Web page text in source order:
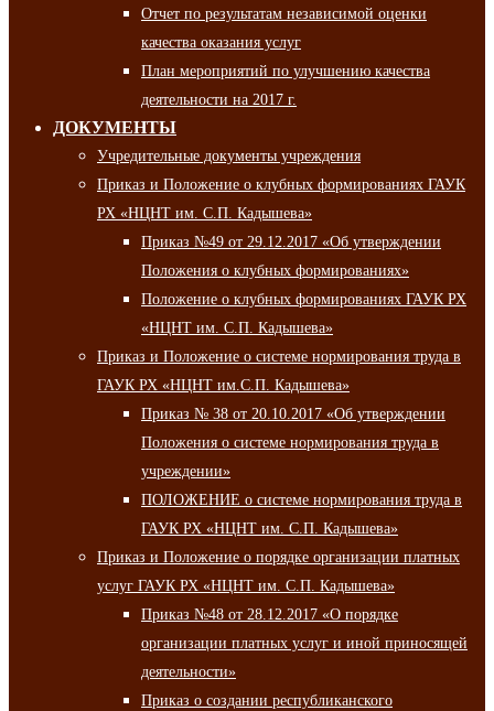
Отчет по результатам независимой оценки
качества оказания услуг
План мероприятий по улучшению качества
деятельности на 2017 г.
ДОКУМЕНТЫ
Учредительные документы учреждения
Приказ и Положение о клубных формированиях ГАУК
РХ «НЦНТ им. С.П. Кадышева»
Приказ №49 от 29.12.2017 «Об утверждении
Положения о клубных формированиях»
Положение о клубных формированиях ГАУК РХ
«НЦНТ им. С.П. Кадышева»
Приказ и Положение о системе нормирования труда в
ГАУК РХ «НЦНТ им.С.П. Кадышева»
Приказ № 38 от 20.10.2017 «Об утверждении
Положения о системе нормирования труда в
учреждении»
ПОЛОЖЕНИЕ о системе нормирования труда в
ГАУК РХ «НЦНТ им. С.П. Кадышева»
Приказ и Положение о порядке организации платных
услуг ГАУК РХ «НЦНТ им. С.П. Кадышева»
Приказ №48 от 28.12.2017 «О порядке
организации платных услуг и иной приносящей
деятельности»
Приказ о создании республиканского